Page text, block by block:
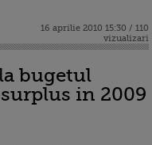
16 aprilie 2010 15:30 / 110
vizualizari
bugetul
in 2009